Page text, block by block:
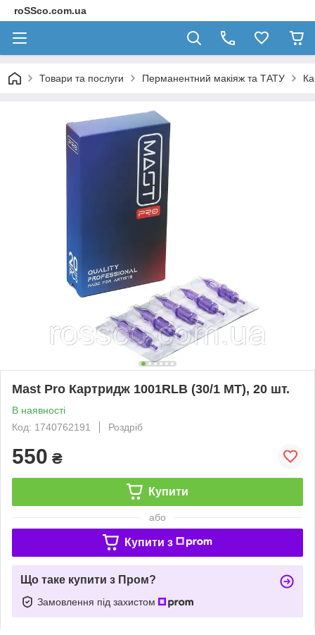
roSSco.com.ua
Товари та послуги Перманентний макіяж та ТАТУ
Mast Pro Картридж 1001RLB (30/1 MT), 20 шт.
В наявності
Код: 1740762191
Роздріб
550 ₴
Купити
або
Купити з
Що таке купити з Пром?
Замовлення під захистом